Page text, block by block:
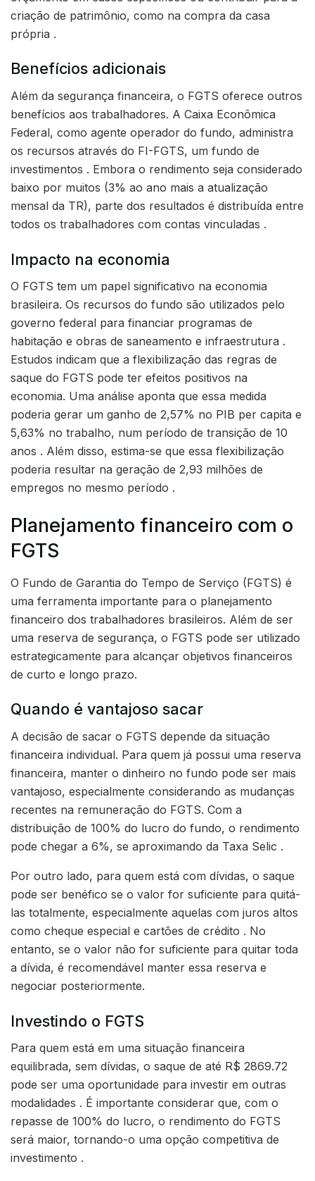
criação de patrimônio, como na compra da casa
própria .
Benefícios adicionais
Além da segurança financeira, o FGTS oferece outros
benefícios aos trabalhadores. A Caixa Econômica
Federal, como agente operador do fundo, administra
os recursos através do FI-FGTS, um fundo de
investimentos . Embora o rendimento seja considerado
baixo por muitos (3% ao ano mais a atualização
mensal da TR), parte dos resultados é distribuída entre
todos os trabalhadores com contas vinculadas .
Impacto na economia
O FGTS tem um papel significativo na economia
brasileira. Os recursos do fundo são utilizados pelo
governo federal para financiar programas de
habitação e obras de saneamento e infraestrutura .
Estudos indicam que a flexibilização das regras de
saque do FGTS pode ter efeitos positivos na
economia. Uma análise aponta que essa medida
poderia gerar um ganho de 2,57% no PIB per capita e
5,63% no trabalho, num período de transição de 10
anos . Além disso, estima-se que essa flexibilização
poderia resultar na geração de 2,93 milhões de
empregos no mesmo período .
Planejamento financeiro com o
FGTS
O Fundo de Garantia do Tempo de Serviço (FGTS) é
uma ferramenta importante para o planejamento
financeiro dos trabalhadores brasileiros. Além de ser
uma reserva de segurança, o FGTS pode ser utilizado
estrategicamente para alcançar objetivos financeiros
de curto e longo prazo.
Quando é vantajoso sacar
A decisão de sacar o FGTS depende da situação
financeira individual. Para quem já possui uma reserva
financeira, manter o dinheiro no fundo pode ser mais
vantajoso, especialmente considerando as mudanças
recentes na remuneração do FGTS. Com a
distribuição de 100% do lucro do fundo, o rendimento
pode chegar a 6%, se aproximando da Taxa Selic .
Por outro lado, para quem está com dívidas, o saque
pode ser benéfico se o valor for suficiente para quitá-
las totalmente, especialmente aquelas com juros altos
como cheque especial e cartões de crédito . No
entanto, se o valor não for suficiente para quitar toda
a dívida, é recomendável manter essa reserva e
negociar posteriormente.
Investindo o FGTS
Para quem está em uma situação financeira
equilibrada, sem dívidas, o saque de até R$ 2869.72
pode ser uma oportunidade para investir em outras
modalidades . É importante considerar que, com o
repasse de 100% do lucro, o rendimento do FGTS
será maior, tornando-o uma opção competitiva de
investimento .